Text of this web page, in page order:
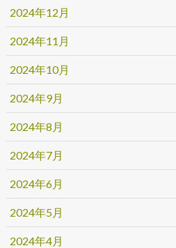
2024年12月
2024年11月
2024年10月
2024年9月
2024年8月
2024年7月
2024年6月
2024年5月
2024年4月